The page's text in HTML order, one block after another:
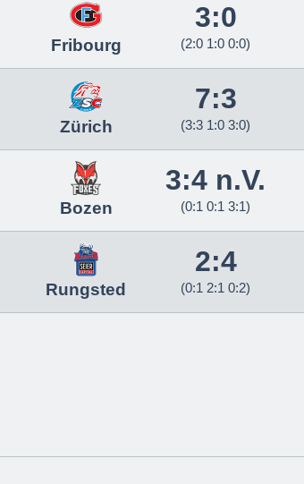
Fribourg
3:0
(2:0 1:0 0:0)
Zürich
7:3
(3:3 1:0 3:0)
Bozen
3:4 n.V.
(0:1 0:1 3:1)
Rungsted
2:4
(0:1 2:1 0:2)